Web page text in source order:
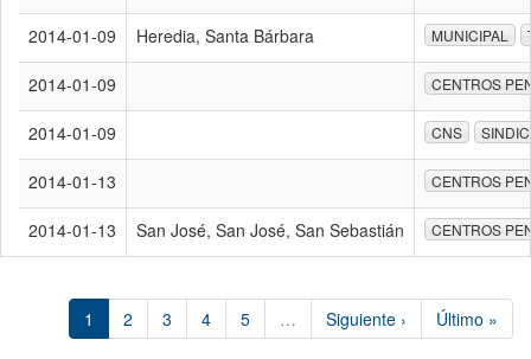
2014-01-09 Heredia, Santa Bárbara MUNICIPAL
2014-01-09 CENTROS
2014-01-09 CNS
2014-01-13 CENTROS
2014-01-13 San José, San José, San Sebastián CENTROS
1 2 3 4 5 … Siguiente › Último »